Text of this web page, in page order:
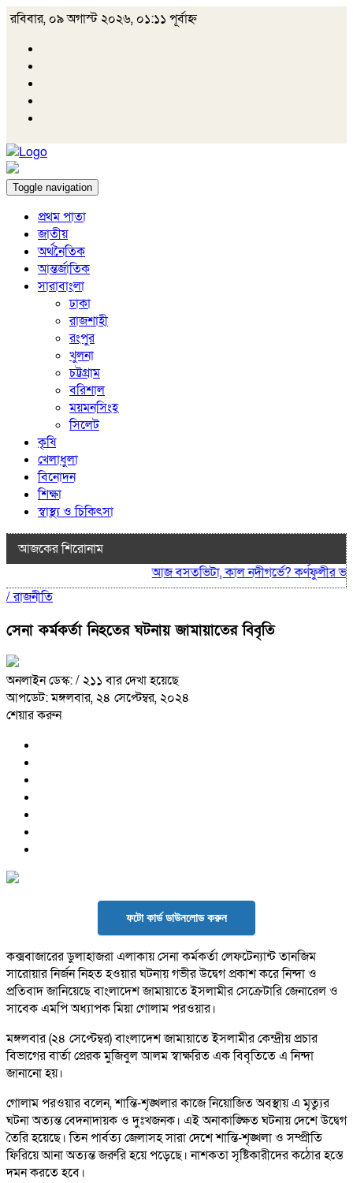
রবিবার, ০৯ অগাস্ট ২০২৬, ০১:১১ পূর্বাহ্ন
Toggle navigation
প্রথম পাতা
জাতীয়
অর্থনৈতিক
আন্তর্জাতিক
সারাবাংলা
ঢাকা
রাজশাহী
রংপুর
খুলনা
চট্টগ্রাম
বরিশাল
ময়মনসিংহ
সিলেট
কৃষি
খেলাধুলা
বিনোদন
শিক্ষা
স্বাস্থ্য ও চিকিৎসা
আজকের শিরোনাম
আজ বসতভিটা, কাল নদীগর্ভে? কর্ণফুলীর ভাঙনে
/রাজনীতি
সেনা কর্মকর্তা নিহতের ঘটনায় জামায়াতের বিবৃতি
অনলাইন ডেস্ক:/ ২১১ বার দেখা হয়েছে
আপডেট: মঙ্গলবার, ২৪ সেপ্টেম্বর, ২০২৪
শেয়ার করুন
ফটো কার্ড ডাউনলোড করুন
কক্সবাজারের ডুলাহাজরা এলাকায় সেনা কর্মকর্তা লেফটেন্যান্ট তানজিম
সারোয়ার নির্জন নিহত হওয়ার ঘটনায় গভীর উদ্বেগ প্রকাশ করে নিন্দা ও
প্রতিবাদ জানিয়েছে বাংলাদেশ জামায়াতে ইসলামীর সেক্রেটারি জেনারেল ও
সাবেক এমপি অধ্যাপক মিয়া গোলাম পরওয়ার।
মঙ্গলবার (২৪ সেপ্টেম্বর) বাংলাদেশ জামায়াতে ইসলামীর কেন্দ্রীয় প্রচার
বিভাগের বার্তা প্রেরক মুজিবুল আলম স্বাক্ষরিত এক বিবৃতিতে এ নিন্দা
জানানো হয়।
গোলাম পরওয়ার বলেন, শান্তি-শৃঙ্খলার কাজে নিয়োজিত অবস্থায় এ মৃত্যুর
ঘটনা অত্যন্ত বেদনাদায়ক ও দুঃখজনক। এই অনাকাঙ্ক্ষিত ঘটনায় দেশে উদ্বেগ
তৈরি হয়েছে। তিন পার্বত্য জেলাসহ সারা দেশে শান্তি-শৃঙ্খলা ও সম্প্রীতি
ফিরিয়ে আনা অত্যন্ত জরুরি হয়ে পড়েছে। নাশকতা সৃষ্টিকারীদের কঠোর হস্তে
দমন করতে হবে।